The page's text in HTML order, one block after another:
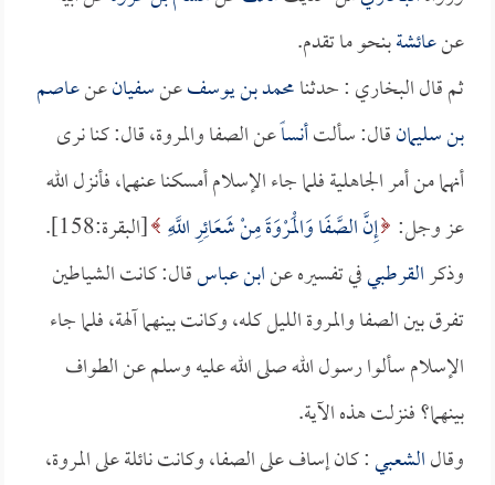
عنعائشةبنحو ما تقدم.
ثم قال البخاري : حدثنامحمد بن يوسفعنسفيانعنعاصم
بن سليمانقال: سألتأنساًعن الصفا والمروة، قال: كنا نرى
أنهما من أمر الجاهلية فلما جاء الإسلام أمسكنا عنهما، فأنزل الله
عز وجل: إِنَّ الصَّفَا وَالْمَرْوَةَ مِنْ شَعَائِرِ اللَّهِ [البقرة:158].
وذكرالقرطبيفي تفسيره عنابن عباسقال: كانت الشياطين
تفرق بين الصفا والمروة الليل كله، وكانت بينهما آلهة، فلما جاء
الإسلام سألوا رسول الله صلى الله عليه وسلم عن الطواف
بينهما؟ فنزلت هذه الآية.
وقالالشعبي: كان إساف على الصفا، وكانت نائلة على المروة،